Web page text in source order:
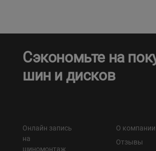
Сэкономьте на
шин и дисков
Онлайн запись
на
шиномонтаж
О компании
Отзывы